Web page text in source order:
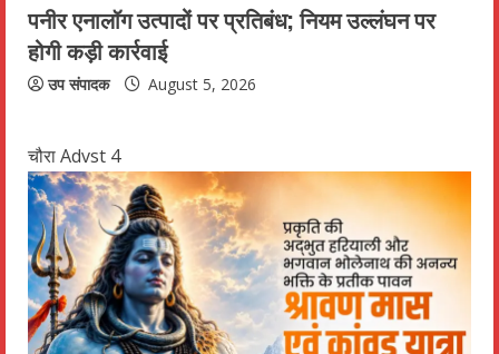
पनीर एनालॉग उत्पादों पर प्रतिबंध; नियम उल्लंघन पर
होगी कड़ी कार्रवाई
उप संपादक August 5, 2026
चौरा Advst 4